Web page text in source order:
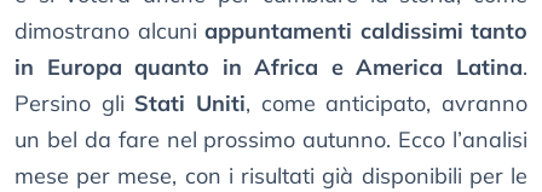
dimostrano alcuni appuntamenti caldissimi tanto
in Europa quanto in Africa e America Latina.
Persino gli Stati Uniti, come anticipato, avranno
un bel da fare nel prossimo autunno. Ecco l’analisi
mese per mese, con i risultati già disponibili per le